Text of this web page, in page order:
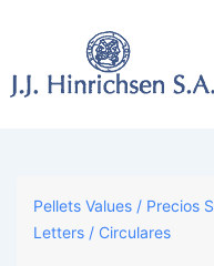
Main
Pellets Values / Precios
Letters / Circulares